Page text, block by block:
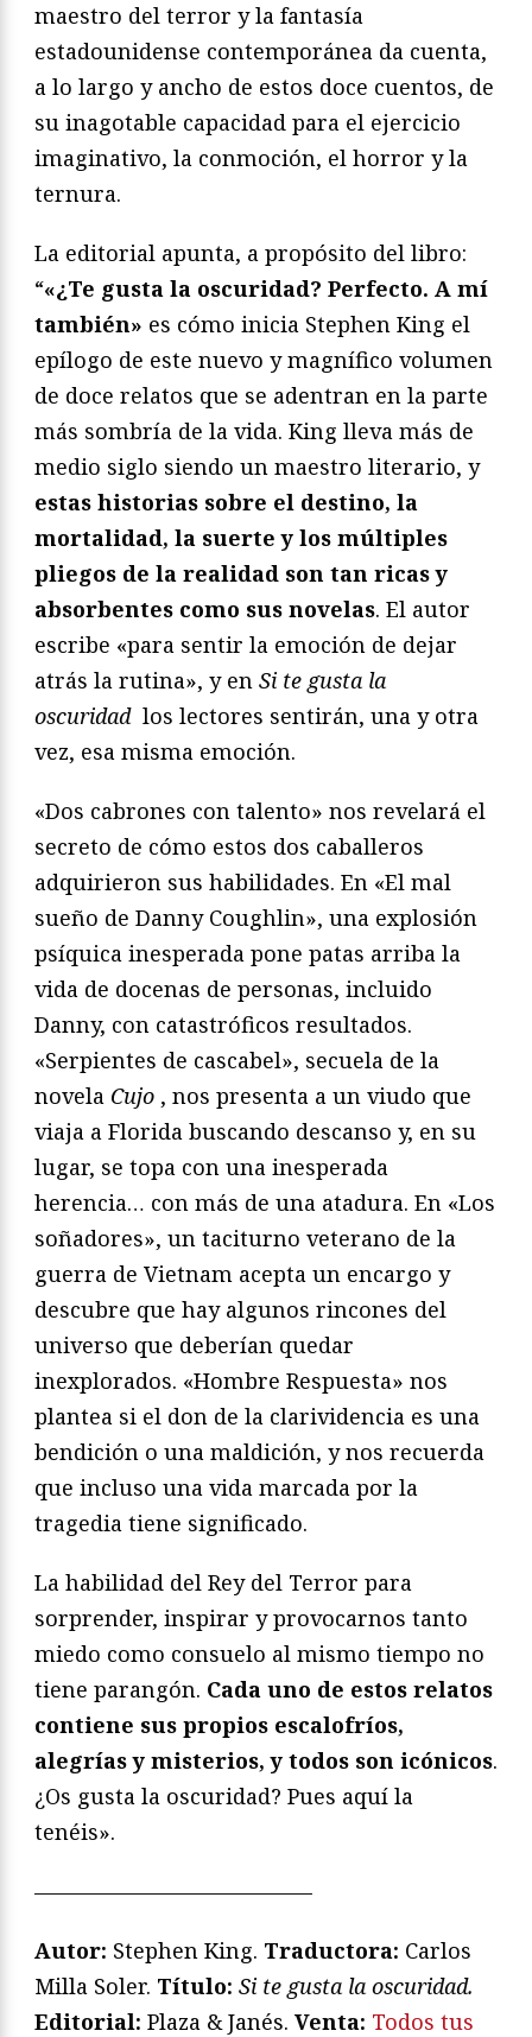
maestro del terror y la fantasía
estadounidense contemporánea da cuenta,
a lo largo y ancho de estos doce cuentos, de
su inagotable capacidad para el ejercicio
imaginativo, la conmoción, el horror y la
ternura.
La editorial apunta, a propósito del libro:
“«¿Te gusta la oscuridad? Perfecto. A mí
también» es cómo inicia Stephen King el
epílogo de este nuevo y magnífico volumen
de doce relatos que se adentran en la parte
más sombría de la vida. King lleva más de
medio siglo siendo un maestro literario, y
estas historias sobre el destino, la
mortalidad, la suerte y los múltiples
pliegos de la realidad son tan ricas y
absorbentes como sus novelas. El autor
escribe «para sentir la emoción de dejar
atrás la rutina», y en Si te gusta la
oscuridad los lectores sentirán, una y otra
vez, esa misma emoción.
«Dos cabrones con talento» nos revelará el
secreto de cómo estos dos caballeros
adquirieron sus habilidades. En «El mal
sueño de Danny Coughlin», una explosión
psíquica inesperada pone patas arriba la
vida de docenas de personas, incluido
Danny, con catastróficos resultados.
«Serpientes de cascabel», secuela de la
novela Cujo , nos presenta a un viudo que
viaja a Florida buscando descanso y, en su
lugar, se topa con una inesperada
herencia… con más de una atadura. En «Los
soñadores», un taciturno veterano de la
guerra de Vietnam acepta un encargo y
descubre que hay algunos rincones del
universo que deberían quedar
inexplorados. «Hombre Respuesta» nos
plantea si el don de la clarividencia es una
bendición o una maldición, y nos recuerda
que incluso una vida marcada por la
tragedia tiene significado.
La habilidad del Rey del Terror para
sorprender, inspirar y provocarnos tanto
miedo como consuelo al mismo tiempo no
tiene parangón. Cada uno de estos relatos
contiene sus propios escalofríos,
alegrías y misterios, y todos son icónicos.
¿Os gusta la oscuridad? Pues aquí la
tenéis».
—————————————
Autor: Stephen King. Traductora: Carlos
Milla Soler. Título: Si te gusta la oscuridad.
Editorial: Plaza & Janés. Venta: Todos tus